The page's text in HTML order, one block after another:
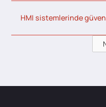
HMI sistemlerinde